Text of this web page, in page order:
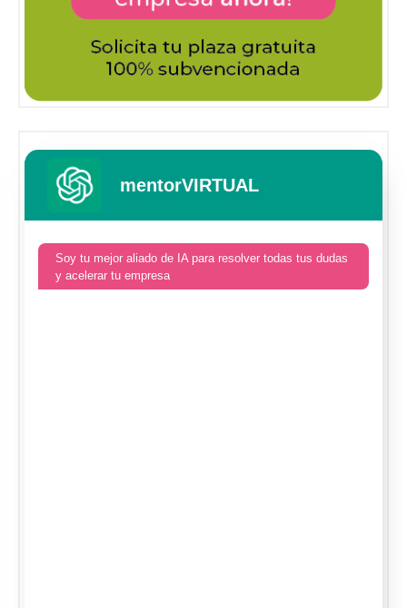
mentorVIRTUAL
Soy tu mejor aliado de IA para resolver todas tus dudas
y acelerar tu empresa